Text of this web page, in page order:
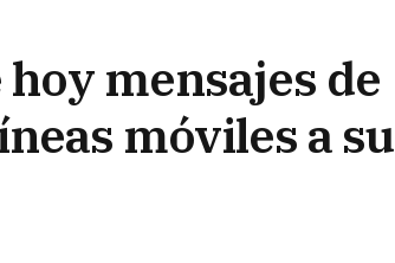
mensajes de
móviles a su